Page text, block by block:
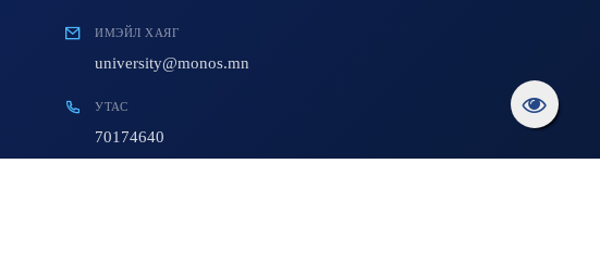
ИМЭЙЛ ХАЯГ
university@monos.mn
УТАС
70174640